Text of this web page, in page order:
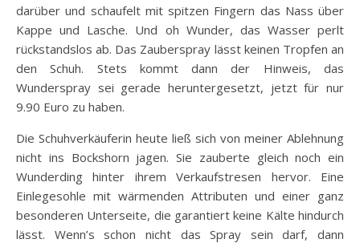
darüber und schaufelt mit spitzen Fingern das Nass über
Kappe und Lasche. Und oh Wunder, das Wasser perlt
rückstandslos ab. Das Zauberspray lässt keinen Tropfen an
den Schuh. Stets kommt dann der Hinweis, das
Wunderspray sei gerade heruntergesetzt, jetzt für nur
9.90 Euro zu haben.
Die Schuhverkäuferin heute ließ sich von meiner Ablehnung
nicht ins Bockshorn jagen. Sie zauberte gleich noch ein
Wunderding hinter ihrem Verkaufstresen hervor. Eine
Einlegesohle mit wärmenden Attributen und einer ganz
besonderen Unterseite, die garantiert keine Kälte hindurch
lässt. Wenn’s schon nicht das Spray sein darf, dann